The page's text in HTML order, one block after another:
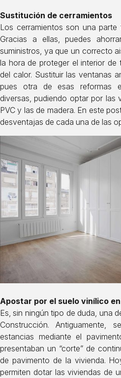
Sustitución de cerramientos
Los cerramientos son una parte
Gracias a ellas, puedes
suministros, ya que un correcto
la hora de proteger el interior
del calor. Sustituir las ventanas
pues otra de esas reformas
diversas, pudiendo optar por las
PVC y las de madera. En este
desventajas de cada una de las
Apostar por el suelo vinílico
Es, sin ningún tipo de duda, una
Construcción. Antiguamente,
estancias mediante el
presentaban un “corte” de
de pavimento de la vivienda.
permiten dotar las viviendas de